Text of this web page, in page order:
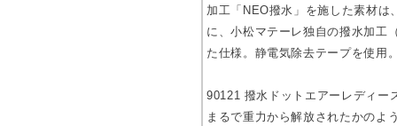
加工「NEO撥水」を施した素材は
に、小松マテーレ独自の撥水加工
た仕様。静電気除去テープを使用。
90121 撥水ドットエアーレディー
まるで重力から解放されたかのよ